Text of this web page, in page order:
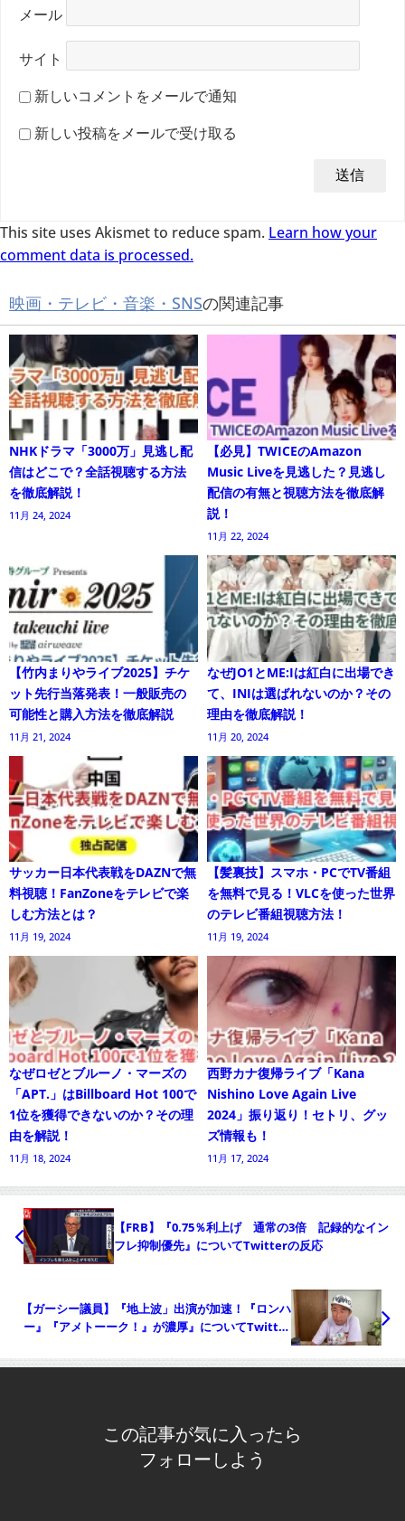
メール
サイト
新しいコメントをメールで通知
新しい投稿をメールで受け取る
This site uses Akismet to reduce spam. Learn how your
comment data is processed.
映画・テレビ・音楽・SNSの関連記事
NHKドラマ「3000万」見逃し配
信はどこで？全話視聴する方法
を徹底解説！
11月 24, 2024
【必見】TWICEのAmazon
Music Liveを見逃した？見逃し
配信の有無と視聴方法を徹底解
説！
11月 22, 2024
【竹内まりやライブ2025】チケ
ット先行当落発表！一般販売の
可能性と購入方法を徹底解説
11月 21, 2024
なぜJO1とME:Iは紅白に出場でき
て、INIは選ばれないのか？その
理由を徹底解説！
11月 20, 2024
サッカー日本代表戦をDAZNで無
料視聴！FanZoneをテレビで楽
しむ方法とは？
11月 19, 2024
【髪裏技】スマホ・PCでTV番組
を無料で見る！VLCを使った世界
のテレビ番組視聴方法！
11月 19, 2024
なぜロゼとブルーノ・マーズの
「APT.」はBillboard Hot 100で
1位を獲得できないのか？その理
由を解説！
11月 18, 2024
西野カナ復帰ライブ「Kana
Nishino Love Again Live
2024」振り返り！セトリ、グッ
ズ情報も！
11月 17, 2024
【FRB】『0.75％利上げ 通常の3倍 記録的なイン
フレ抑制優先』についてTwitterの反応
【ガーシー議員】『地上波」出演が加速！『ロンハ
ー』『アメトーーク！』が濃厚』についてTwitter
この記事が気に入ったら
フォローしよう